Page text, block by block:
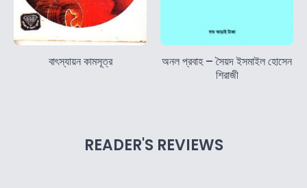
বাৎস্যায়ন কামসূত্র
অনল প্রবাহ – সৈয়দ ইসমাইল হোসেন
শিরাজী
READER'S REVIEWS